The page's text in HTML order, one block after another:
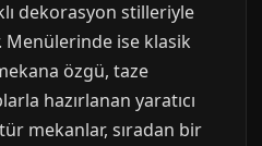
dekorasyon stilleriyle
Menülerinde ise klasik
özgü, taze
hazırlanan yaratıcı
mekanlar, sıradan bir